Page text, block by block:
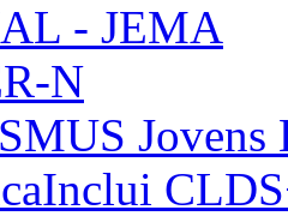
- JEMA
N
Jovens